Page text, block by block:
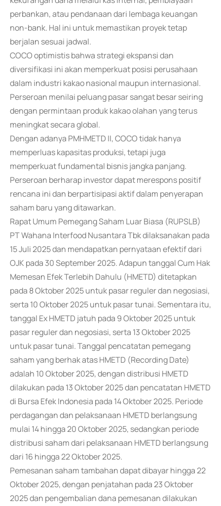
perbankan, atau pendanaan dari lembaga keuangan
non-bank. Hal ini untuk memastikan proyek tetap
berjalan sesuai jadwal.
COCO optimistis bahwa strategi ekspansi dan
diversifikasi ini akan memperkuat posisi perusahaan
dalam industri kakao nasional maupun internasional.
Perseroan menilai peluang pasar sangat besar seiring
dengan permintaan produk kakao olahan yang terus
meningkat secara global.
Dengan adanya PMHMETD II, COCO tidak hanya
memperluas kapasitas produksi, tetapi juga
memperkuat fundamental bisnis jangka panjang.
Perseroan berharap investor dapat merespons positif
rencana ini dan berpartisipasi aktif dalam penyerapan
saham baru yang ditawarkan.
Rapat Umum Pemegang Saham Luar Biasa (RUPSLB)
PT Wahana Interfood Nusantara Tbk dilaksanakan pada
15 Juli 2025 dan mendapatkan pernyataan efektif dari
OJK pada 30 September 2025. Adapun tanggal Cum Hak
Memesan Efek Terlebih Dahulu (HMETD) ditetapkan
pada 8 Oktober 2025 untuk pasar reguler dan negosiasi,
serta 10 Oktober 2025 untuk pasar tunai. Sementara itu,
tanggal Ex HMETD jatuh pada 9 Oktober 2025 untuk
pasar reguler dan negosiasi, serta 13 Oktober 2025
untuk pasar tunai. Tanggal pencatatan pemegang
saham yang berhak atas HMETD (Recording Date)
adalah 10 Oktober 2025, dengan distribusi HMETD
dilakukan pada 13 Oktober 2025 dan pencatatan HMETD
di Bursa Efek Indonesia pada 14 Oktober 2025. Periode
perdagangan dan pelaksanaan HMETD berlangsung
mulai 14 hingga 20 Oktober 2025, sedangkan periode
distribusi saham dari pelaksanaan HMETD berlangsung
dari 16 hingga 22 Oktober 2025.
Pemesanan saham tambahan dapat dibayar hingga 22
Oktober 2025, dengan penjatahan pada 23 Oktober
2025 dan pengembalian dana pemesanan dilakukan